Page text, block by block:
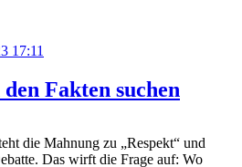
Fakten suchen
17:11
die Mahnung zu „Respekt“ und
Das wirft die Frage auf: Wo